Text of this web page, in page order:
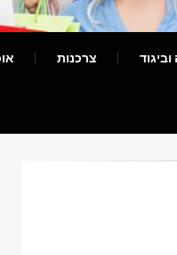
צרכנות